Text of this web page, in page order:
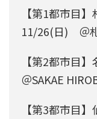
【第1都市目
11/26(日) ＠
【第2都市目
＠SAKAE
【第3都市目